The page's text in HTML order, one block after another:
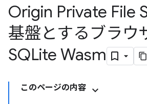
Origin Private File
基盤とするブラウ
SQLite Wasm
このページの内容